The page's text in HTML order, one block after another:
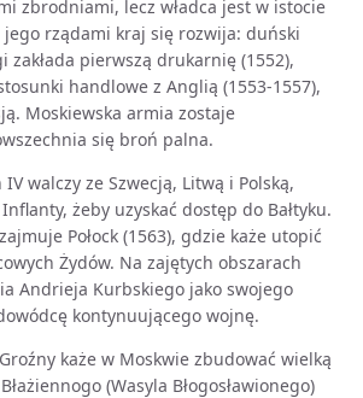
zbrodniami, lecz władca jest w istocie
rządami kraj się rozwija: duński
zakłada pierwszą drukarnię (1552),
handlowe z Anglią (1553-1557),
Moskiewska armia zostaje
się broń palna.
walczy ze Szwecją, Litwą i Polską,
żeby uzyskać dostęp do Bałtyku.
Połock (1563), gdzie każe utopić
Żydów. Na zajętych obszarach
Andrieja Kurbskiego jako swojego
kontynuującego wojnę.
każe w Moskwie zbudować wielką
(Wasyla Błogosławionego)